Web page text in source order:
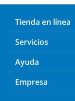
Tienda en línea
Servicios
Ayuda
Empresa